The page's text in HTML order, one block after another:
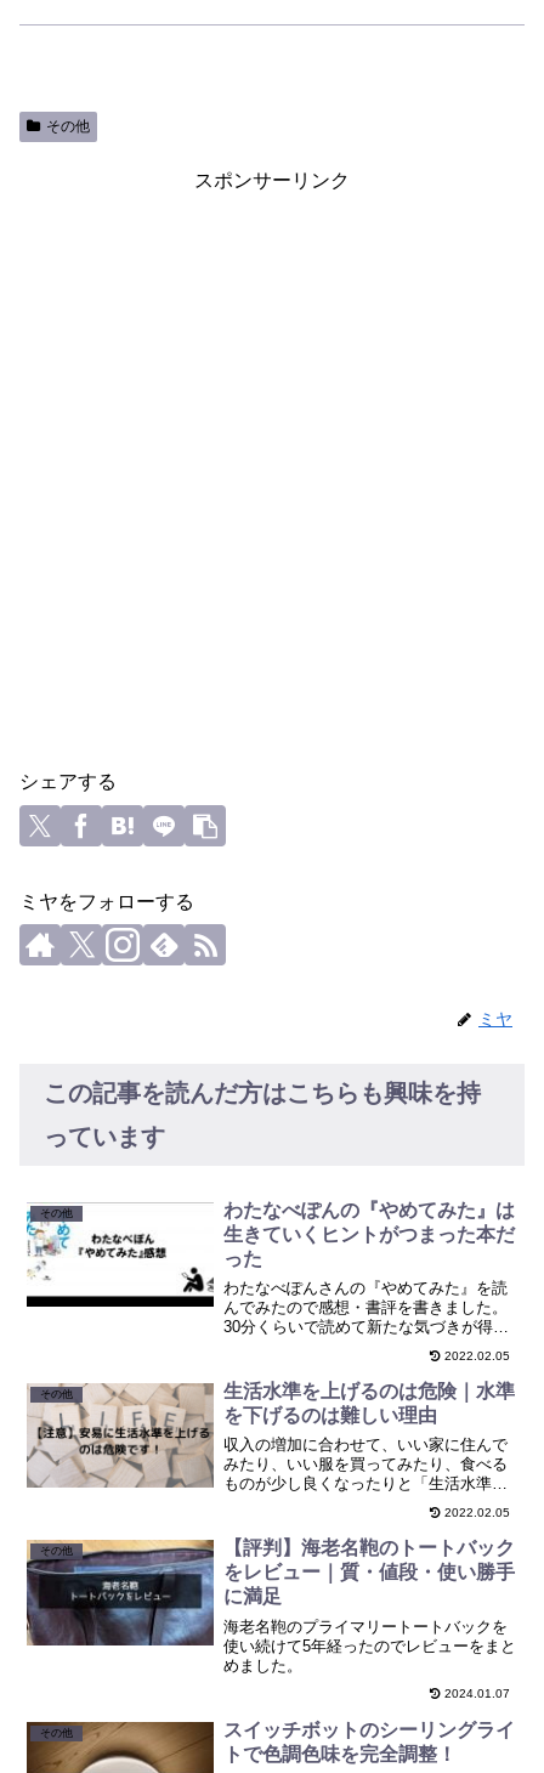
その他
スポンサーリンク
シェアする
ミヤをフォローする
ミヤ
この記事を読んだ方はこちらも興味を持
っています
その他
わたなべぽんの『やめてみた』は
生きていくヒントがつまった本だ
った
わたなべぽんさんの『やめてみた』を読
んでみたので感想・書評を書きました。
30分くらいで読めて新たな気づきが得ら
2022.02.05
その他
生活水準を上げるのは危険｜水準
を下げるのは難しい理由
収入の増加に合わせて、いい家に住んで
みたり、いい服を買ってみたり、食べる
ものが少し良くなったりと「生活水準」
が、所得にあわせて徐々に徐々に上がっ
ていきます。この「生活水準」ですが、
これを安易に上げていくのは実は危険な
行動だと思います。
2022.02.05
その他
【評判】海老名鞄のトートバック
をレビュー｜質・値段・使い勝手
に満足
海老名鞄のプライマリートートバックを
使い続けて5年経ったのでレビューをまと
めました。
2024.01.07
その他
スイッチボットのシーリングライ
トで色調色味を完全調整！